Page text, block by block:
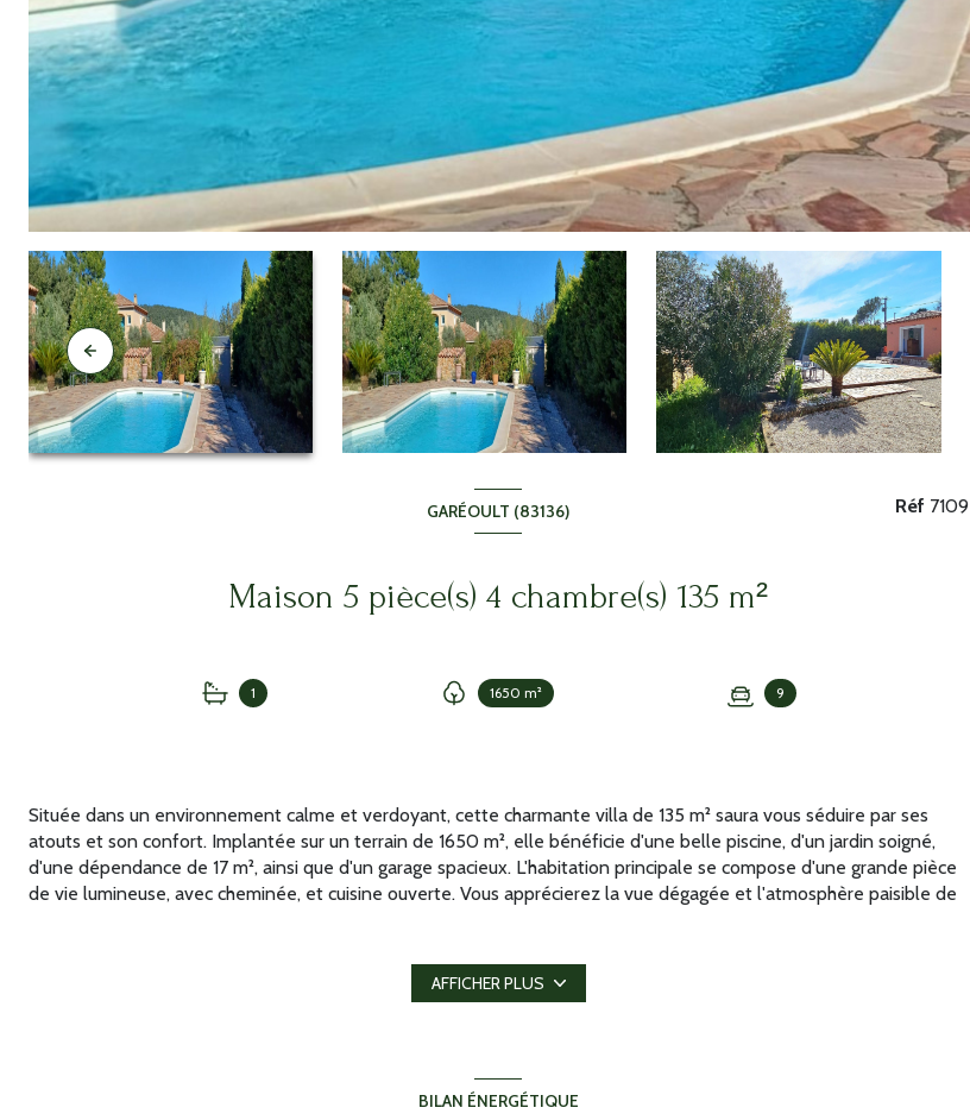
GARÉOULT (83136)
Maison 5 pièce(s) 4 chambre(s) 135 m²
1 1650 m² 9
Réf 7109
Située dans un environnement calme et verdoyant, cette charmante villa de 135 m² saura vous séduire par ses
atouts et son confort. Implantée sur un terrain de 1650 m², elle bénéficie d'une belle piscine, d'un jardin soigné,
d'une dépendance de 17 m², ainsi que d'un garage spacieux. L'habitation principale se compose d'une grande pièce
de vie lumineuse, avec cheminée, et cuisine ouverte. Vous apprécierez la vue dégagée et l'atmosphère paisible de
En complément, la dépendance propose une chambre supplémentaire avec sa salle d'eau privée, idéale pour
recevoir des invités ou aménager un espace personnel. Le terrain, entièrement clôturé, offre un portail électrique
chambres, 1 salle de bains et 1 salle d'eau - Grande pièce de vie avec cheminée - Cuisine ouverte - Climatisation -
Vue dégagée et calme absolu - Piscine et jardin - Dépendance de 17 m² avec chambre et salle d'eau - Garage et
AFFICHER PLUS
BILAN ÉNERGÉTIQUE